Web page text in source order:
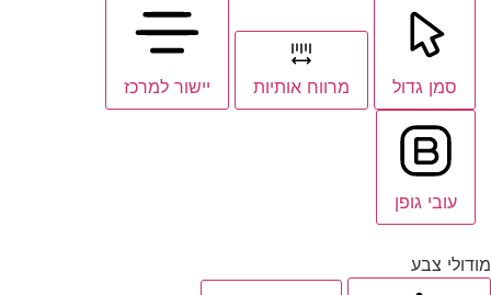
סמן גדול מרווח אותיות יישור למרכז
עובי גופן
מודולי צבע